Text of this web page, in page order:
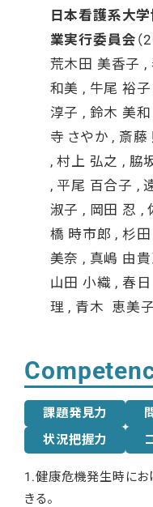
日本看護系大
業実行委員会
荒木田 美香子 ,
和美 , 牛尾 裕
淳子 , 鈴木 美
寺 さやか , 斎
, 村上 弘之 , 脇
, 平尾 百合子 ,
淑子 , 岡田 忍 ,
橋 時市郎 , 杉
美奈 , 真嶋 由
山田 小織 , 春
理 , 青木 恵美子
課題発見力
状況把握力
1.健康危機発生時に
きる。